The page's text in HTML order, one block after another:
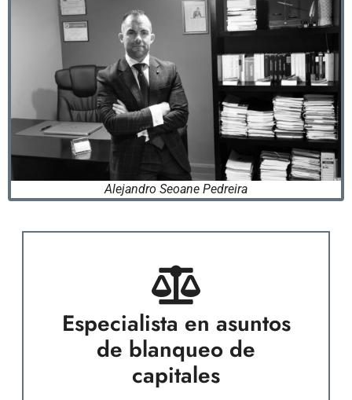
Alejandro Seoane Pedreira
Especialista en asuntos
de blanqueo de
capitales